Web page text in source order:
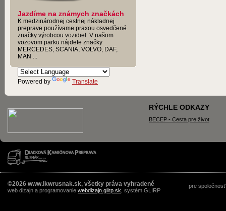
Jazdíme na známych značkách
K medzinárodnej cestnej nákladnej
preprave používame praxou osvedčené
značky výrobcou vozidiel. V našom
vozovom parku nájdete značky
MERCEDES, SCANIA, VOLVO, DAF,
MAN ...
Powered by Translate
RÝCHLE ODKAZY
BECEP - Cesta pre život
©2026 www.lkwrusnak.sk, všetky práva vyhradené
web dizajn a programovanie webdizajn.glirp.sk , systém GLIRP
pre